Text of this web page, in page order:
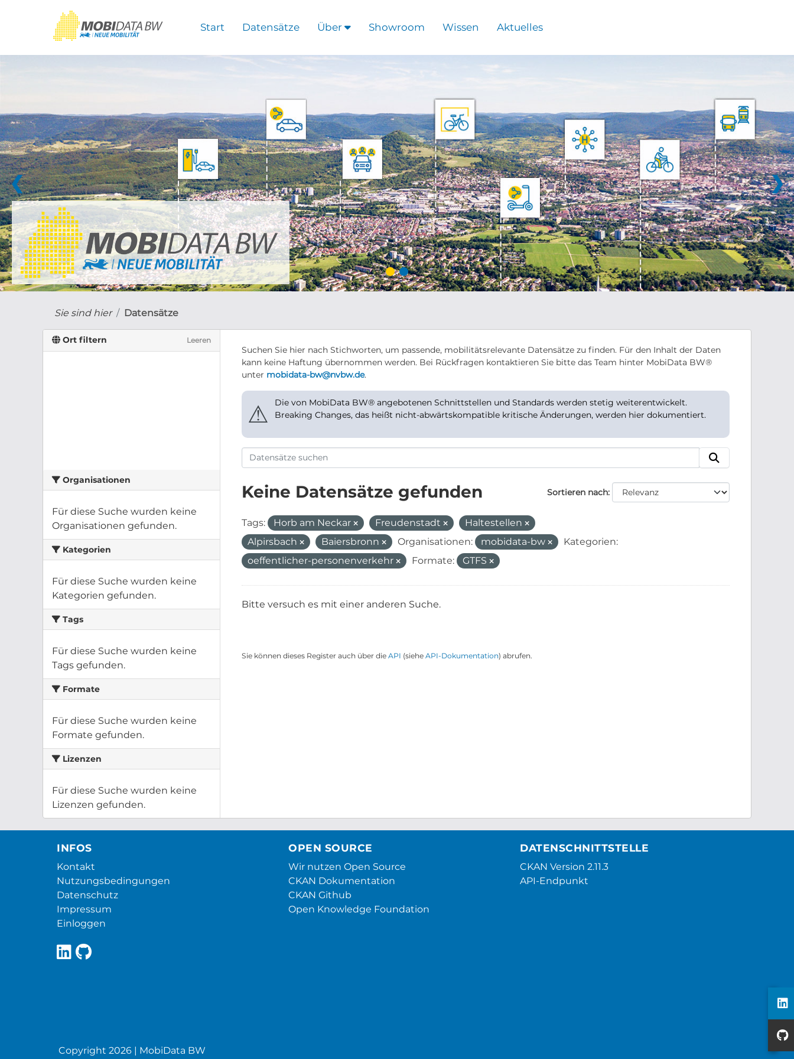
Start Datensätze Über Showroom Wissen Aktuelles
❮ ❯
Sie sind hier Datensätze
Ort filtern Leeren
Organisationen
Für diese Suche wurden keine
Organisationen gefunden.
Kategorien
Für diese Suche wurden keine
Kategorien gefunden.
Tags
Für diese Suche wurden keine
Tags gefunden.
Formate
Für diese Suche wurden keine
Formate gefunden.
Lizenzen
Für diese Suche wurden keine
Lizenzen gefunden.
Suchen Sie hier nach Stichworten, um passende, mobilitätsrelevante Datensätze zu finden. Für den Inhalt der Daten
kann keine Haftung übernommen werden. Bei Rückfragen kontaktieren Sie bitte das Team hinter MobiData BW®
unter mobidata-bw@nvbw.de.
⚠
Die von MobiData BW® angebotenen Schnittstellen und Standards werden stetig weiterentwickelt.
Breaking Changes, das heißt nicht-abwärtskompatible kritische Änderungen, werden hier dokumentiert.
Sortieren nach
Keine Datensätze gefunden
Tags: Horb am Neckar Freudenstadt
Haltestellen
Alpirsbach
Baiersbronn Organisationen: mobidata-bw
Kategorien:
oeffentlicher-personenverkehr
Formate: GTFS
Bitte versuch es mit einer anderen Suche.
Sie können dieses Register auch über die API (siehe API-Dokumentation) abrufen.
INFOS
Kontakt
Nutzungsbedingungen
Datenschutz
Impressum
Einloggen
OPEN SOURCE
Wir nutzen Open Source
CKAN Dokumentation
CKAN Github
Open Knowledge Foundation
DATENSCHNITTSTELLE
CKAN Version 2.11.3
API-Endpunkt
Copyright 2026 | MobiData BW